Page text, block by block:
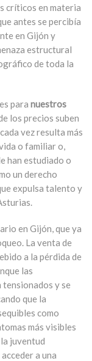
críticos en materia
antes se percibía
en Gijón y
estructural
de toda la
para nuestros
los precios suben
vez resulta más
o familiar o,
han estudiado o
un derecho
expulsa talento y
en Gijón, que ya
La venta de
a la pérdida de
las
tensionados y se
que la
como
más visibles
juventud
a una